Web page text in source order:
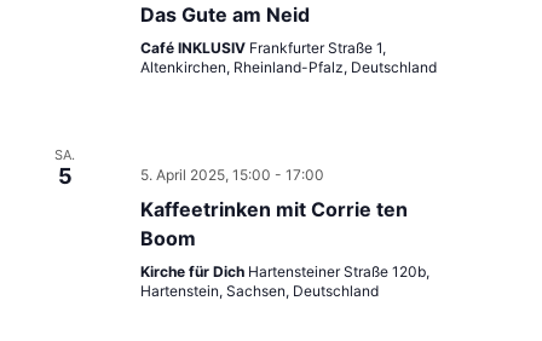
Das Gute am Neid
Café INKLUSIV Frankfurter Straße 1,
Altenkirchen, Rheinland-Pfalz, Deutschland
SA.
5 5. April 2025, 15:00 - 17:00
Kaffeetrinken mit Corrie ten
Boom
Kirche für Dich Hartensteiner Straße 120b,
Hartenstein, Sachsen, Deutschland